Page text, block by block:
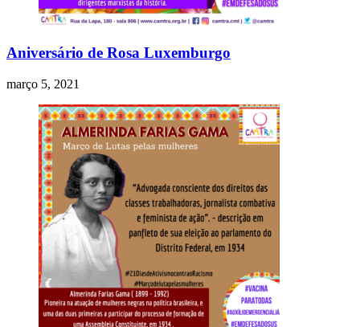
Aniversário de Rosa Luxemburgo
março 5, 2021